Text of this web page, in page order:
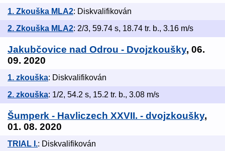
1. Zkouška MLA2: Diskvalifikován
2. Zkouška MLA2: 2/3, 59.74 s, 18.74 tr. b., 3.16 m/s
Jakubčovice nad Odrou - Dvojzkoušky, 06.
09. 2020
1. zkouška: Diskvalifikován
2. zkouška: 1/2, 54.2 s, 15.2 tr. b., 3.08 m/s
Šumperk - Havliczech XXVII. - dvojzkoušky,
01. 08. 2020
TRIAL I.: Diskvalifikován